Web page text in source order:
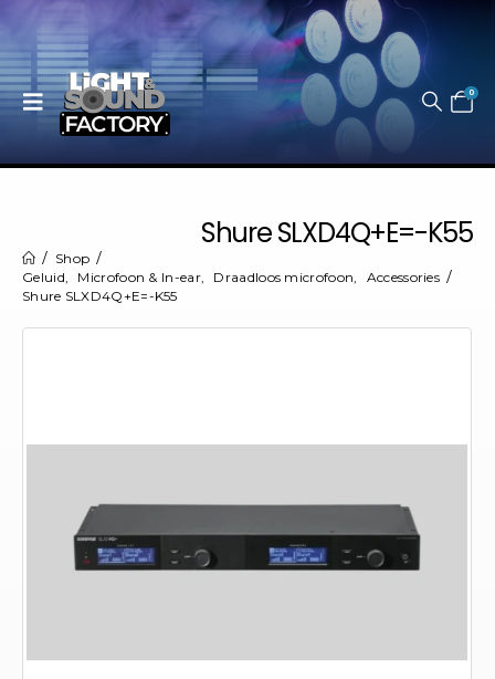
0
Shure SLXD4Q+E=-K55
Shop
Geluid, Microfoon & In-ear, Draadloos microfoon,
Accessories
Shure SLXD4Q+E=-K55